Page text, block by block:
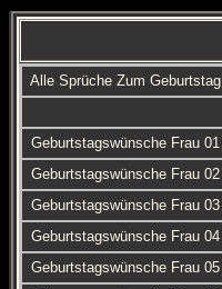
Alle Sprüche Zum Geburtstag
Geburtstagswünsche Frau 01
Geburtstagswünsche Frau 02
Geburtstagswünsche Frau 03
Geburtstagswünsche Frau 04
Geburtstagswünsche Frau 05